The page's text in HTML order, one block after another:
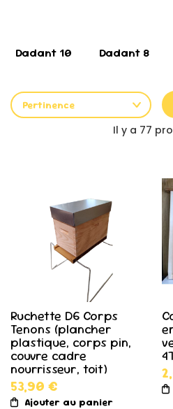
Dadant 10 Dadant 8
Pertinence
Il y a 77
Ruchette D6 Corps
Tenons (plancher
plastique, corps pin,
couvre cadre
nourrisseur, toit)
53,90 €
Ajouter au panier